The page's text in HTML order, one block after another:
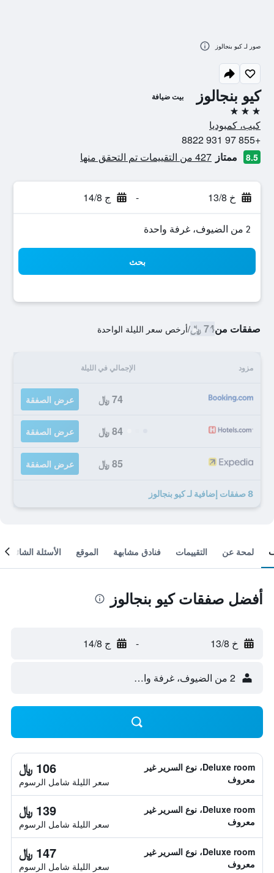
كيو بنجالوز بيت ضيافة
3 نجوم
كيب، كمبوديا
+855 97 931 8822
8.5 ممتاز 427 من التقييمات تم التحقق منها
خ 13/8 - ج 14/8
2 من الضيوف، غرفة واحدة
بحث
صفقات من74 ﷼ /أرخص سعر الليلة الواحدة
مزود الإجمالي في الليلة
74 ﷼ عرض الصفقة
84 ﷼ عرض الصفقة
85 ﷼ عرض الصفقة
8 صفقات إضافية لـ كيو بنجالوز
صور لـ كيو بنجالوز
لمحة عن التقييمات فنادق مشابهة الموقع الأسئلة الشائعة
أفضل صفقات كيو بنجالوز
خ 13/8 - ج 14/8
2 من الضيوف، غرفة واحدة
Deluxe room، نوع السرير غير
معروف
106 ﷼
سعر الليلة شامل الرسوم
Deluxe room، نوع السرير غير
معروف
139 ﷼
سعر الليلة شامل الرسوم
Deluxe room، نوع السرير غير
معروف
147 ﷼
سعر الليلة شامل الرسوم